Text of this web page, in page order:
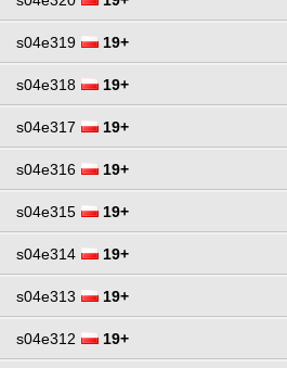
s04e319 19+
s04e318 19+
s04e317 19+
s04e316 19+
s04e315 19+
s04e314 19+
s04e313 19+
s04e312 19+